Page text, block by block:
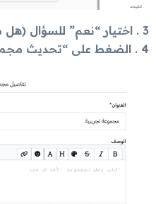
3 . اختيار “نعم” للسؤال (هل مجموعة الأهداف مؤرشفة).
4 . الضغط على “تحديث مجموعة الأهداف”.